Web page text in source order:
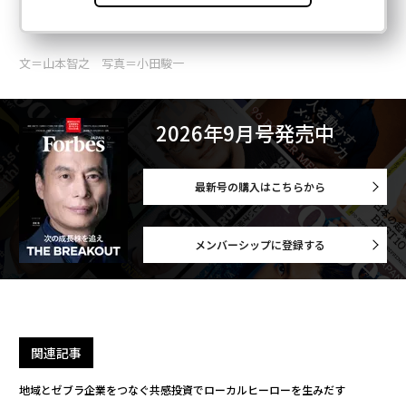
文＝山本智之 写真＝小田駿一
2026年9月号発売中
最新号の購入はこちらから
メンバーシップに登録する
関連記事
地域とゼブラ企業をつなぐ共感投資でローカルヒーローを生みだす